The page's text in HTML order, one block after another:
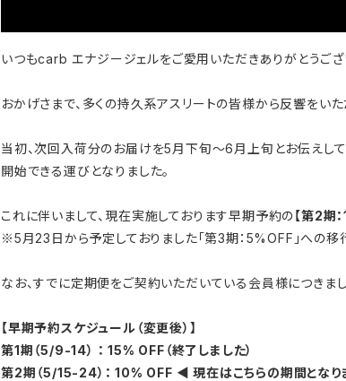
いつもcarb エナジージェルをご愛用いただきありがとうござ
おかげさまで、多くの持久系アスリートの皆様から反響をいた
当初、次回入荷分のお届けを5月下旬〜6月上旬とお伝えして
開始できる運びとなりました。
これに伴いまして、現在実施しております早期予約の 【第2期
※5月23日から予定しておりました「第3期：5%OFF」への移
なお、すでに定期便をご契約いただいている会員様につきま
【早期予約スケジュール（変更後）】
第1期（5/9-14） ： 15% OFF（終了しました）
第2期（5/15-24）： 10% OFF ◀︎ 現在はこちらの期間となり